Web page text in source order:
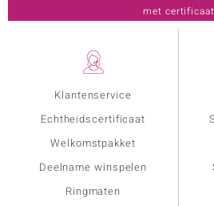
Klantenservice
Echtheidscertificaat
Welkomstpakket
Deelname winspelen
Ringmaten
met certificaat